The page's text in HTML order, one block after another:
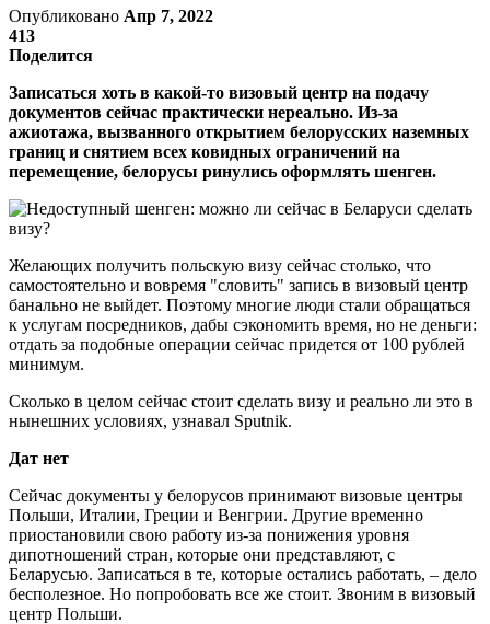
Опубликовано Апр 7, 2022
413
Поделится
Записаться хоть в какой-то визовый центр на подачу
документов сейчас практически нереально. Из-за
ажиотажа, вызванного открытием белорусских наземных
границ и снятием всех ковидных ограничений на
перемещение, белорусы ринулись оформлять шенген.
Желающих получить польскую визу сейчас столько, что
самостоятельно и вовремя "словить" запись в визовый центр
банально не выйдет. Поэтому многие люди стали обращаться
к услугам посредников, дабы сэкономить время, но не деньги:
отдать за подобные операции сейчас придется от 100 рублей
минимум.
Сколько в целом сейчас стоит сделать визу и реально ли это в
нынешних условиях, узнавал Sputnik.
Дат нет
Сейчас документы у белорусов принимают визовые центры
Польши, Италии, Греции и Венгрии. Другие временно
приостановили свою работу из-за понижения уровня
дипотношений стран, которые они представляют, с
Беларусью. Записаться в те, которые остались работать, – дело
бесполезное. Но попробовать все же стоит. Звоним в визовый
центр Польши.